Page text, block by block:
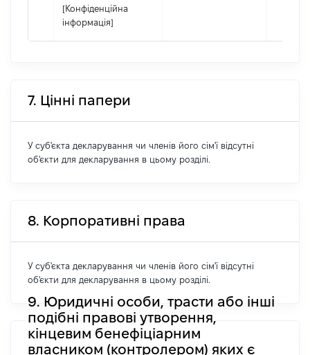
[Конфіденційна
інформація]
7. Цінні папери
У суб'єкта декларування чи членів його сім'ї відсутні
об'єкти для декларування в цьому розділі.
8. Корпоративні права
У суб'єкта декларування чи членів його сім'ї відсутні
об'єкти для декларування в цьому розділі.
9. Юридичні особи, трасти або інші
подібні правові утворення,
кінцевим бенефіціарним
власником (контролером) яких є